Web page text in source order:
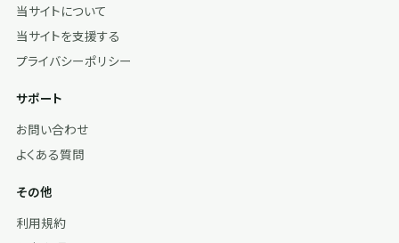
当サイトについて
当サイトを支援する
プライバシーポリシー
サポート
お問い合わせ
よくある質問
その他
利用規約